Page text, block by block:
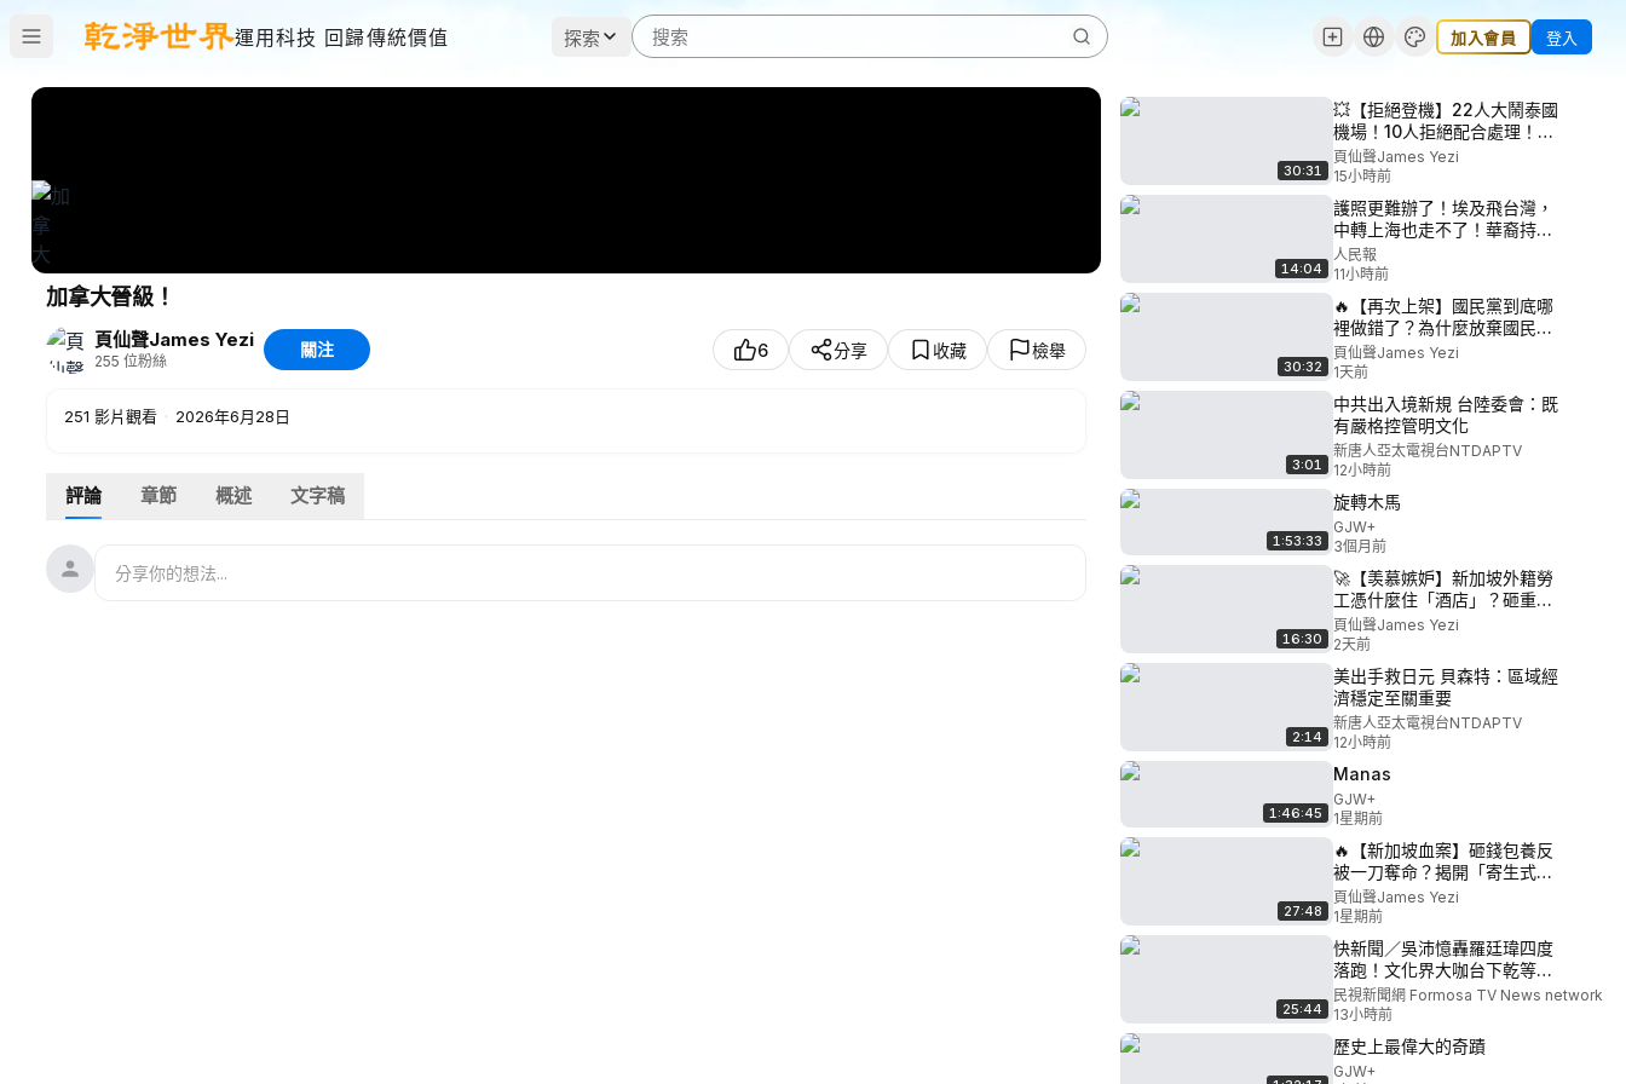
運用科技 回歸傳統價值 探索 加入會員 登入
加拿大晉級！
頁仙聲James Yezi
255 位粉絲
關注 6 分享 收藏 檢舉
251 影片觀看 · 2026年6月28日
評論 章節 概述 文字稿
30:31
💥【拒絕登機】22人大鬧泰國
機場！10人拒絕配合處理！！
中國游客震驚世界。集體行動
力量大！遙遙領先！今天是泰
國，下一個會輪到誰？
頁仙聲James Yezi
15小時前
14:04
護照更難辦了！埃及飛台灣，
中轉上海也走不了！華裔持外
籍護照回國遭攔！鎖國門了！
｜ #人民報
人民報
11小時前
30:32
🔥【再次上架】國民黨到底哪
裡做錯了？為什麼放棄國民黨
轉向民進黨？他曾投藍軍，如
今為何把票投給綠營？這場專
訪揭開台灣選舉最殘酷的真
相！【頁仙聲播客】
頁仙聲James Yezi
1天前
3:01
中共出入境新規 台陸委會：既
有嚴格控管明文化
新唐人亞太電視台NTDAPTV
12小時前
1:53:33
旋轉木馬
GJW+
3個月前
16:30
🚀【羡慕嫉妒】新加坡外籍勞
工憑什麼住「酒店」？砸重金
建巴士車長宿舍，背後真相顛
覆認知！每天通勤5分鐘！揭秘
新加坡「只准外籍人住」的超
狂宿舍！
頁仙聲James Yezi
2天前
2:14
美出手救日元 貝森特：區域經
濟穩定至關重要
新唐人亞太電視台NTDAPTV
12小時前
1:46:45
Manas
GJW+
1星期前
27:48
🔥【新加坡血案】砸錢包養反
被一刀奪命？揭開「寄生式關
係」的致命陷阱！新加坡夜店
故事多！深度分析新加坡夜场
带来的潜在问题！
頁仙聲James Yezi
1星期前
25:44
快新聞／吳沛憶轟羅廷瑋四度
落跑！文化界大咖台下乾等
國民黨回應了
民視新聞網 Formosa TV News network
13小時前
歷史上最偉大的奇蹟
GJW+